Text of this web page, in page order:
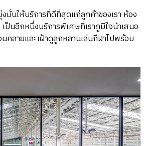
งมั่นให้บริการที่ดีที่สุดแก่ลูกค้าของเรา ห้อง
ป็นอีกหนึ่งบริการพิเศษที่เราภูมิใจนำเสนอ
คลายและเฝ้าดูลูกหลานเล่นกีฬาไปพร้อม